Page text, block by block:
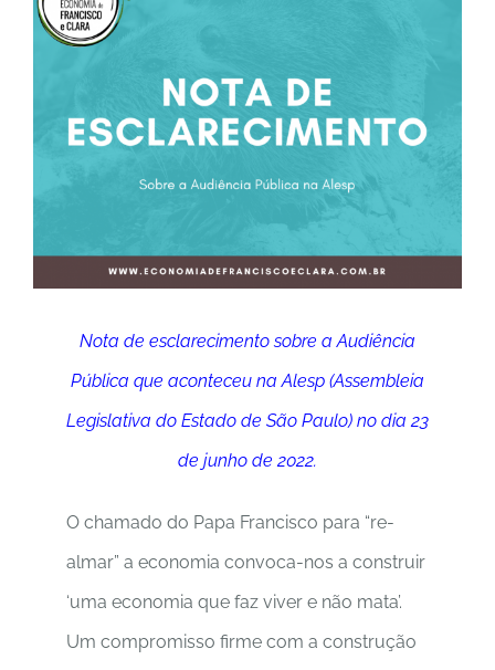
Image
Nota de esclarecimento sobre a Audiência
Pública que aconteceu na Alesp (Assembleia
Legislativa do Estado de São Paulo) no dia 23
de junho de 2022.
O chamado do Papa Francisco para “re-
almar” a economia convoca-nos a construir
‘uma economia que faz viver e não mata’.
Um compromisso firme com a construção